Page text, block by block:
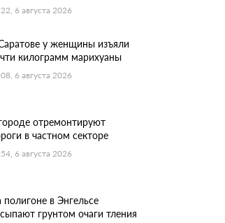
6 августа 2026
у женщины изъяли
килограмм марихуаны
6 августа 2026
отремонтируют
в частном секторе
6 августа 2026
полигоне в Энгельсе
грунтом очаги тления